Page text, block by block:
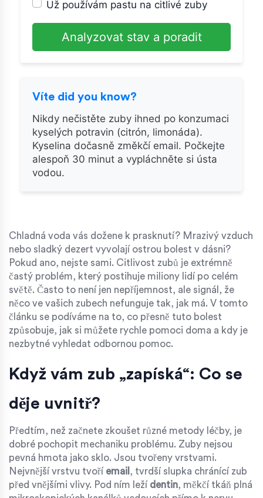
Už používám pastu na citlivé zuby
Analyzovat stav a poradit
Víte did you know?
Nikdy nečistěte zuby ihned po konzumaci
kyselých potravin (citrón, limonáda).
Kyselina dočasně změkčí email. Počkejte
alespoň 30 minut a vypláchněte si ústa
vodou.
Chladná voda vás dožene k prasknutí? Mrazivý vzduch
nebo sladký dezert vyvolají ostrou bolest v dásni?
Pokud ano, nejste sami. Citlivost zubů je extrémně
častý problém, který postihuje miliony lidí po celém
světě. Často to není jen nepříjemnost, ale signál, že
něco ve vašich zubech nefunguje tak, jak má. V tomto
článku se podíváme na to, co přesně tuto bolest
způsobuje, jak si můžete rychle pomoci doma a kdy je
nezbytné vyhledat odbornou pomoc.
Když vám zub „zapíská“: Co se
děje uvnitř?
Předtím, než začnete zkoušet různé metody léčby, je
dobré pochopit mechaniku problému. Zuby nejsou
pevná hmota jako sklo. Jsou tvořeny vrstvami.
Nejvnější vrstvu tvoří email , tvrdší slupka chránící zub
před vnějšími vlivy. Pod ním leží dentin, měkčí tkáň plná